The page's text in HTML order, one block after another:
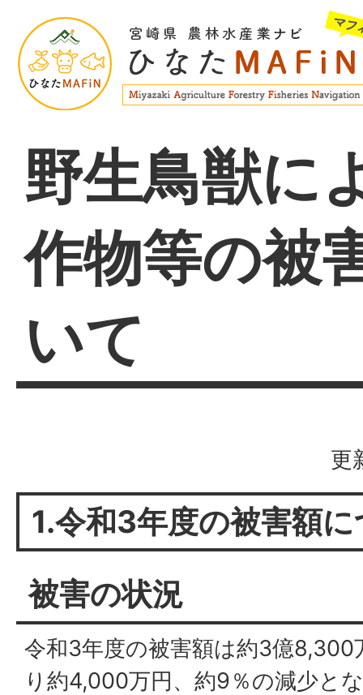
野生鳥獣に
作物等の被
いて
更
1.令和3年度の被害額
被害の状況
令和3年度の被害額は約3億8,300
り約4,000万円、約9％の減少と